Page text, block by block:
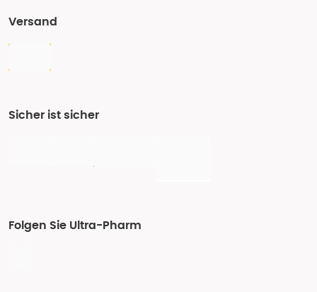
Versand
Sicher ist sicher
Folgen Sie Ultra-Pharm